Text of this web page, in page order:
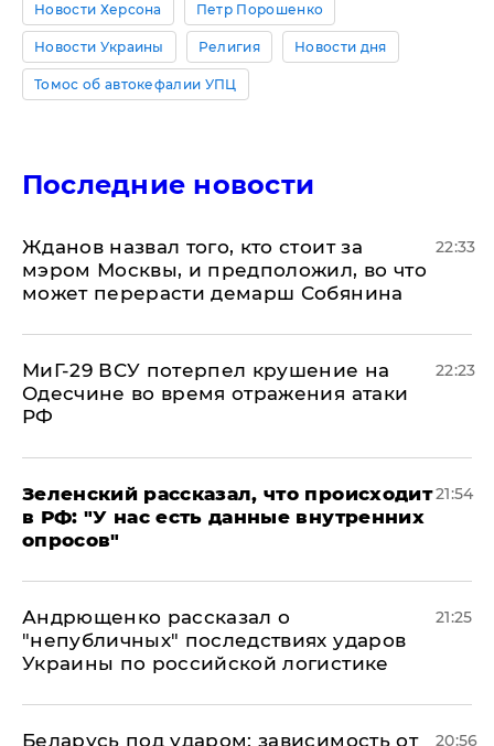
Новости Херсона Петр Порошенко
Новости Украины Религия Новости дня
Томос об автокефалии УПЦ
Последние новости
Жданов назвал того, кто стоит за
мэром Москвы, и предположил, во что
может перерасти демарш Собянина
22:33
МиГ-29 ВСУ потерпел крушение на
Одесчине во время отражения атаки
РФ
22:23
​Зеленский рассказал, что происходит
в РФ: "У нас есть данные внутренних
опросов"
21:54
Андрющенко рассказал о
"непубличных" последствиях ударов
Украины по российской логистике
21:25
Беларусь под ударом: зависимость от
20:56